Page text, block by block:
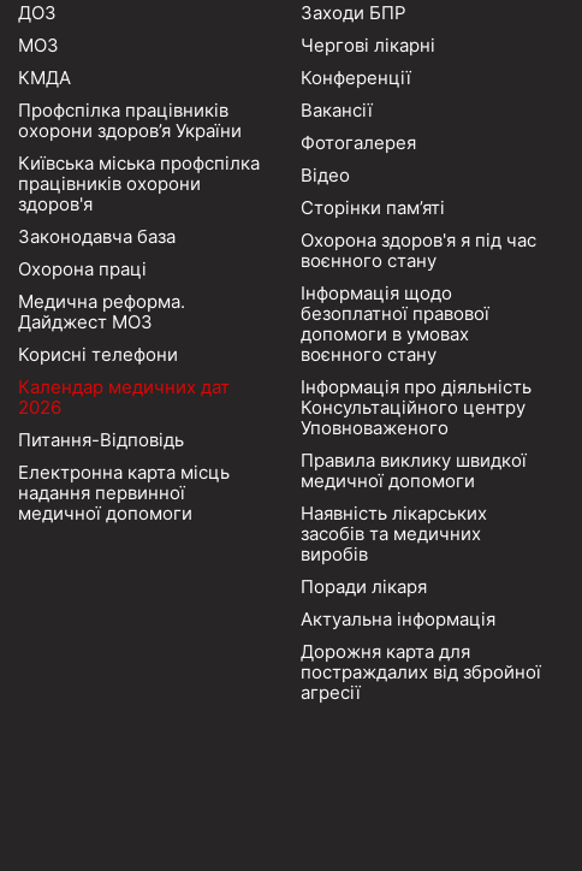
ДОЗ
МОЗ
КМДА
Профспілка працівників
охорони здоров’я України
Київська міська профспілка
працівників охорони
здоров'я
Законодавча база
Охорона праці
Медична реформа.
Дайджест МОЗ
Корисні телефони
Календар медичних дат
2026
Питання-Відповідь
Електронна карта місць
надання первинної
медичної допомоги
Заходи БПР
Чергові лікарні
Конференції
Вакансії
Фотогалерея
Відео
Сторінки пам’яті
Охорона здоров'я я під час
воєнного стану
Інформація щодо
безоплатної правової
допомоги в умовах
воєнного стану
Інформація про діяльність
Консультаційного центру
Уповноваженого
Правила виклику швидкої
медичної допомоги
Наявність лікарських
засобів та медичних
виробів
Поради лікаря
Актуальна інформація
Дорожня карта для
постраждалих від збройної
агресії